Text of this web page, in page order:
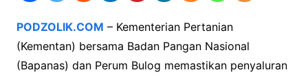
PODZOLIK.COM – Kementerian Pertanian
(Kementan) bersama Badan Pangan Nasional
(Bapanas) dan Perum Bulog memastikan penyaluran